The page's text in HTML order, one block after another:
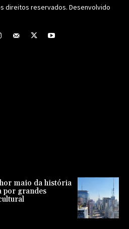
direitos reservados. Desenvolvido
maio da história
por grandes